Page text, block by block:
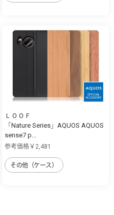
ＬＯＯＦ
「Nature Series」AQUOS AQUOS
sense7 p...
参考価格￥2,481
その他（ケース）